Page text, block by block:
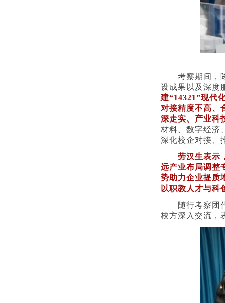
考察期间，
设成果以及深度
建“14321”现代
对接精度不高、
深走实、产业科
材料、数字经济
深化校企对接、
劳汉生表示
远产业布局调整
势助力企业提质
以职教人才与科
随行考察团
校方深入交流，